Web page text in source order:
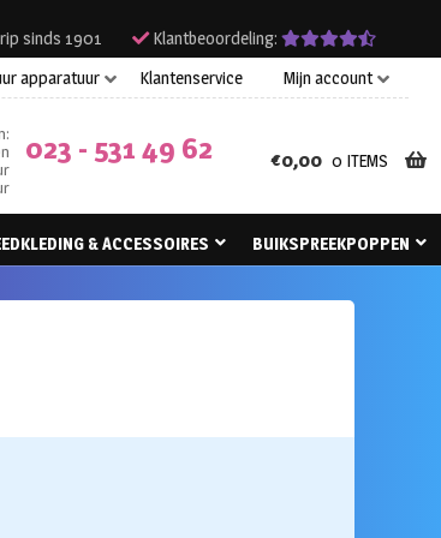
sinds 1901
Klantbeoordeling:
apparatuur Klantenservice Mijn account
023 - 531 49 62 €0,00 0 ITEMS
& ACCESSOIRES
BUIKSPREEKPOPPEN